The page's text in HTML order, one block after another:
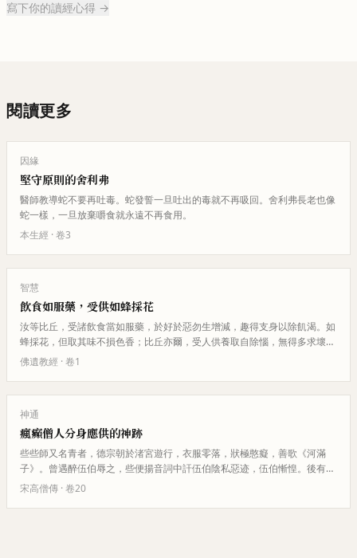
寫下你的讀經心得 →
閱讀更多
因緣
堅守原則的舍利弗
醫師教導蛇不要再吐毒。蛇發誓一旦吐出的毒就不再吸回。舍利弗長老也像
蛇一樣，一旦放棄嚼食就永遠不再食用。
本生經 · 卷3
智慧
飲食如服藥，受供如蜂採花
汝等比丘，受諸飲食當如服藥，於好於惡勿生增減，趣得支身以除飢渴。如
蜂採花，但取其味不損色香；比丘亦爾，受人供養取自除惱，無得多求壞其
善心。
佛遺教經 · 卷1
神通
瘋癲僧人分身應供的神跡
些些師又名青者，德宗朝於渚宮遊行，衣服零落，狀極憨癡，善歌《河滿
子》。曾遇醉伍伯辱之，些便揚音詞中訐伍伯陰私惡迹，伍伯慚惶。後有僧
憨狂，遊行無度，每斷中唯食麻油…
宋高僧傳 · 卷20